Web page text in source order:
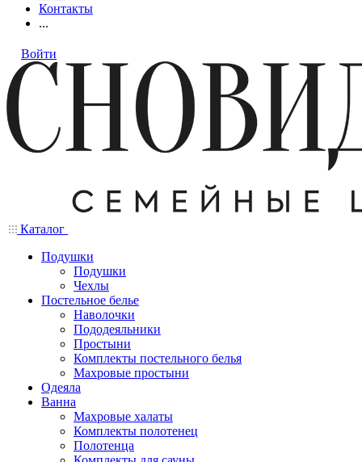
Контакты
...
Войти
Каталог
Подушки
Подушки
Чехлы
Постельное белье
Наволочки
Пододеяльники
Простыни
Комплекты постельного белья
Махровые простыни
Одеяла
Ванна
Махровые халаты
Комплекты полотенец
Полотенца